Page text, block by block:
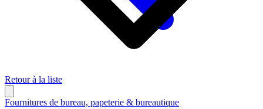
Retour à la liste
Fournitures de bureau, papeterie & bureautique